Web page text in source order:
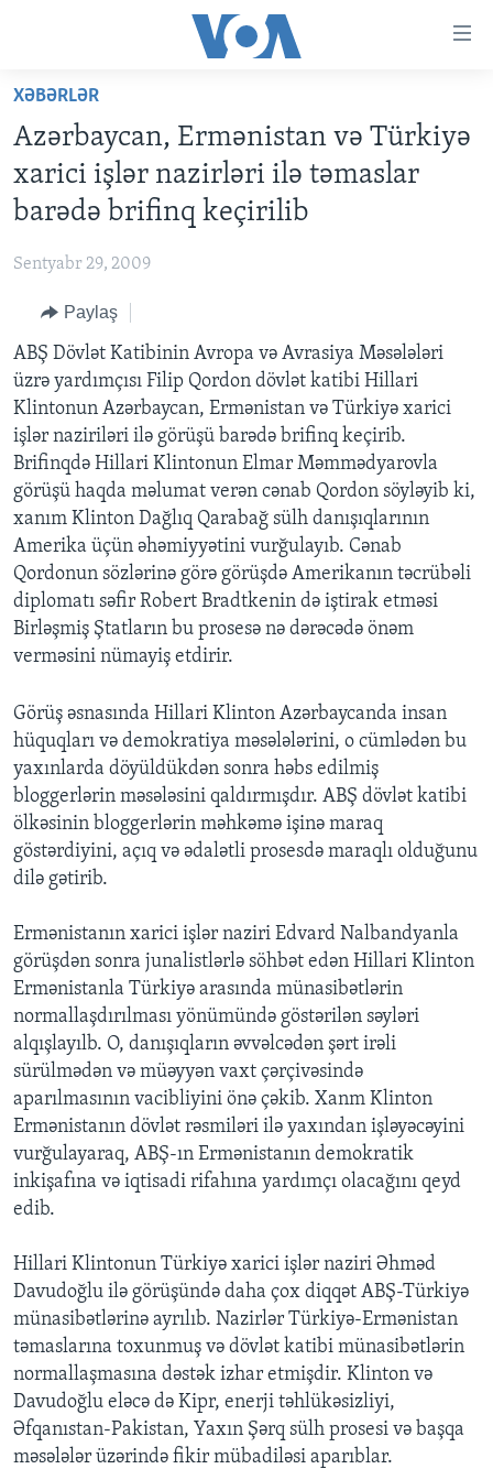
Skip
main
content
Skip
to
main
Navigation
Search
ANA SƏHİFƏ
PROQRAMLAR
AMERIKA İCMALI
FAKTLAR NƏ DEYIR?
AZƏRBAYCAN
UKRAYNA BÖHRANI
İSRAIL-HƏMAS MÜNAQIŞƏSI
ABŞ
ABŞ SEÇKILƏRI 2024
İRAN AZƏRBAYCANI
VIDEOLAR
MEDIA AZADLIĞI
BAŞ MƏQALƏ
LEARNING ENGLISH
BIZI IZLƏYIN
Dillər
XƏBƏRLƏR
Azərbaycan, Ermənistan və Türkiyə
xarici işlər nazirləri ilə təmaslar
barədə brifinq keçirilib
Sentyabr 29, 2009
Paylaş
ABŞ Dövlət Katibinin Avropa və Avrasiya Məsələləri
üzrə yardımçısı Filip Qordon dövlət katibi Hillari
Klintonun Azərbaycan, Ermənistan və Türkiyə xarici
işlər naziriləri ilə görüşü barədə brifinq keçirib.
Brifinqdə Hillari Klintonun Elmar Məmmədyarovla
görüşü haqda məlumat verən cənab Qordon söyləyib ki,
xanım Klinton Dağlıq Qarabağ sülh danışıqlarının
Amerika üçün əhəmiyyətini vurğulayıb. Cənab
Qordonun sözlərinə görə görüşdə Amerikanın təcrübəli
diplomatı səfir Robert Bradtkenin də iştirak etməsi
Birləşmiş Ştatların bu prosesə nə dərəcədə önəm
verməsini nümayiş etdirir.
Görüş əsnasında Hillari Klinton Azərbaycanda insan
hüquqları və demokratiya məsələlərini, o cümlədən bu
yaxınlarda döyüldükdən sonra həbs edilmiş
bloggerlərin məsələsini qaldırmışdır. ABŞ dövlət katibi
ölkəsinin bloggerlərin məhkəmə işinə maraq
göstərdiyini, açıq və ədalətli prosesdə maraqlı olduğunu
dilə gətirib.
Ermənistanın xarici işlər naziri Edvard Nalbandyanla
görüşdən sonra junalistlərlə söhbət edən Hillari Klinton
Ermənistanla Türkiyə arasında münasibətlərin
normallaşdırılması yönümündə göstərilən səyləri
alqışlayılb. O, danışıqların əvvəlcədən şərt irəli
sürülmədən və müəyyən vaxt çərçivəsində
aparılmasının vacibliyini önə çəkib. Xanm Klinton
Ermənistanın dövlət rəsmiləri ilə yaxından işləyəcəyini
vurğulayaraq, ABŞ-ın Ermənistanın demokratik
inkişafına və iqtisadi rifahına yardımçı olacağını qeyd
edib.
Hillari Klintonun Türkiyə xarici işlər naziri Əhməd
Davudoğlu ilə görüşündə daha çox diqqət ABŞ-Türkiyə
münasibətlərinə ayrılıb. Nazirlər Türkiyə-Ermənistan
təmaslarına toxunmuş və dövlət katibi münasibətlərin
normallaşmasına dəstək izhar etmişdir. Klinton və
Davudoğlu eləcə də Kipr, enerji təhlükəsizliyi,
Əfqanıstan-Pakistan, Yaxın Şərq sülh prosesi və başqa
məsələlər üzərində fikir mübadiləsi aparıblar.